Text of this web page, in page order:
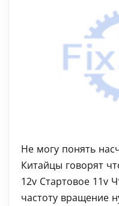
Не могу понять
Китайцы говорят
12v Стартовое 11v
частоту вращение